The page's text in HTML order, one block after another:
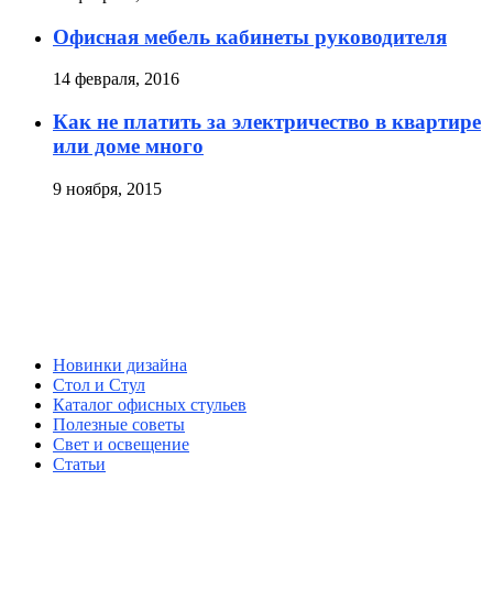
Офисная мебель кабинеты руководителя
14 февраля, 2016
Как не платить за электричество в квартире
или доме много
9 ноября, 2015
Новинки дизайна
Стол и Стул
Каталог офисных стульев
Полезные советы
Свет и освещение
Статьи